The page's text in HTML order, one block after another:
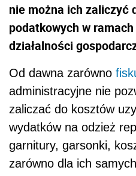
nie można ich zaliczyć
podatkowych w
działalności
Od dawna zarówno
administracyjne nie
zaliczać do kosztów
wydatków na odzież
garnitury, garsonki,
zarówno dla ich